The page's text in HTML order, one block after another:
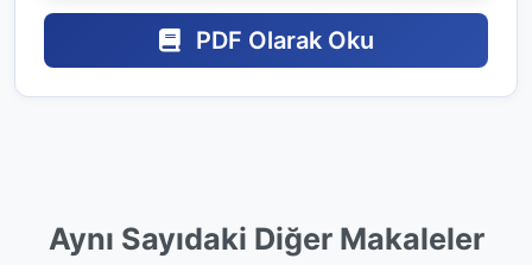
PDF Olarak Oku
Aynı Sayıdaki Diğer Makaleler